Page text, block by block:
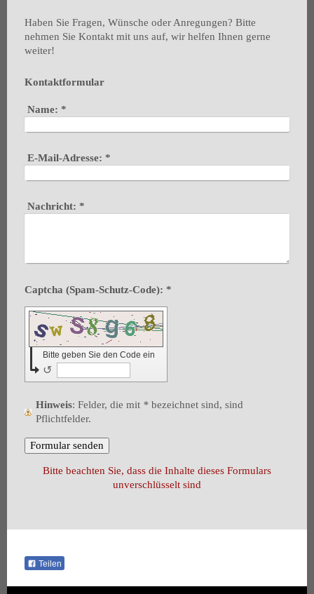
Haben Sie Fragen, Wünsche oder Anregungen? Bitte
nehmen Sie Kontakt mit uns auf, wir helfen Ihnen gerne
weiter!
Kontaktformular
Name: *
E-Mail-Adresse: *
Nachricht: *
Captcha (Spam-Schutz-Code): *
Bitte geben Sie den Code ein
↺
Hinweis : Felder, die mit * bezeichnet sind, sind
Pflichtfelder.
Bitte beachten Sie, dass die Inhalte dieses Formulars
unverschlüsselt sind
Teilen